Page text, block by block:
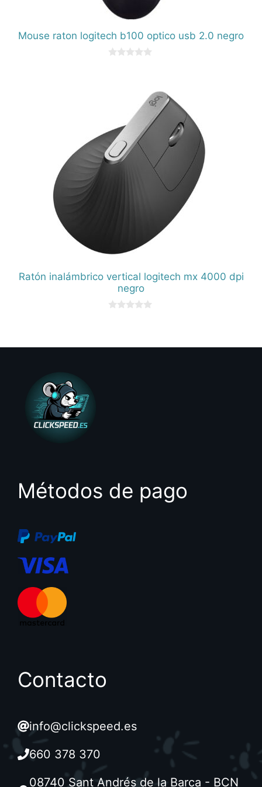
Mouse raton logitech b100 optico usb 2.0 negro
Ratón inalámbrico vertical logitech mx 4000 dpi
negro
Métodos de pago
Contacto
info@clickspeed.es
660 378 370
08740 Sant Andrés de la Barca - BCN